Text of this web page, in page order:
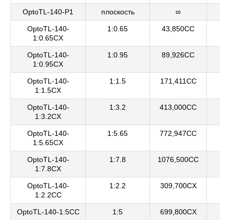
OptoTL-140-P1 плоскость ∞
OptoTL-140-
1:0.65CX
1:0.65 43,850CC
OptoTL-140-
1:0.95CX
1:0.95 89,926CC
OptoTL-140-
1:1.5CX
1:1.5 171,411CC
OptoTL-140-
1:3.2CX
1:3.2 413,000CC
OptoTL-140-
1:5.65CX
1:5.65 772,947CC
OptoTL-140-
1:7.8CX
1:7.8 1076,500CC
OptoTL-140-
1:2.2CC
1:2.2 309,700CX
OptoTL-140-1:5CC 1:5 699,800CX